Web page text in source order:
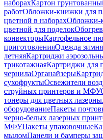
наборахКартон
работОбложки-книжки для
цветной в наборахОбложки-
цветной для поделок
конвекторыКартофельное
приготовленияОдежда
летняяКартриджи
трикотажнаяКартриджи для
чернилаОрганайзеры
сухофруктыОсвежители
струйных принтеров и МФУ
тонеры для цветных
оборудованиеПакеты
черно-белых лазерных
МФУПакеты упаковочные
мыломПанели и бамперы